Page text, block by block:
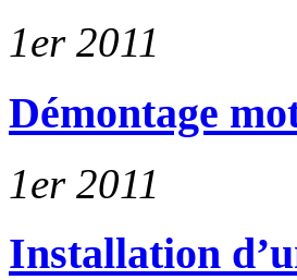
1er 2011
Démontage
1er 2011
Installation